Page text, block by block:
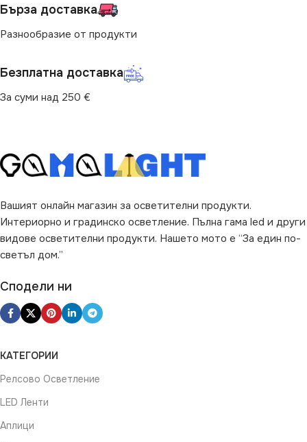
Бърза доставка
Разнообразие от продукти
Безплатна доставка
За суми над 250 €
Вашият онлайн магазин за осветителни продукти.
Интериорно и градинско осветление. Пълна гама led и други
видове осветителни продукти. Нашето мото е “За един по-
светъл дом.”
Сподели ни
КАТЕГОРИИ
Релсово Осветление
LED Ленти
Аплици